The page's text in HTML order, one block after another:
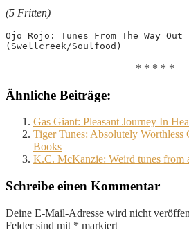
(5 Fritten)
Ojo Rojo: Tunes From The Way Out
(Swellcreek/Soulfood)
* * * * *
Ähnliche Beiträge:
Gas Giant: Pleasant Journey In
Tiger Tunes: Absolutely Worthless
Books
K.C. McKanzie: Weird tunes from
Schreibe einen Kommentar
Deine E-Mail-Adresse wird nicht
Felder sind mit * markiert